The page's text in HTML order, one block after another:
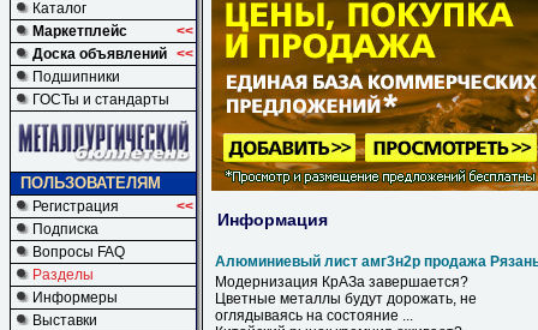
Каталог
Маркетплейс
<<
Доска объявлений <<
Подшипники
ГОСТы и стандарты
ПОЛЬЗОВАТЕЛЯМ
Регистрация
<<
Подписка
Вопросы FAQ
Разделы
Информеры
Выставки
Информация
Алюминиевый лист амг3н2р продажа
Модернизация КрАЗа завершается?
Цветные металлы будут дорожать, не
оглядываясь на состояние ...